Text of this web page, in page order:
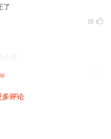
了
10
小说
多评论